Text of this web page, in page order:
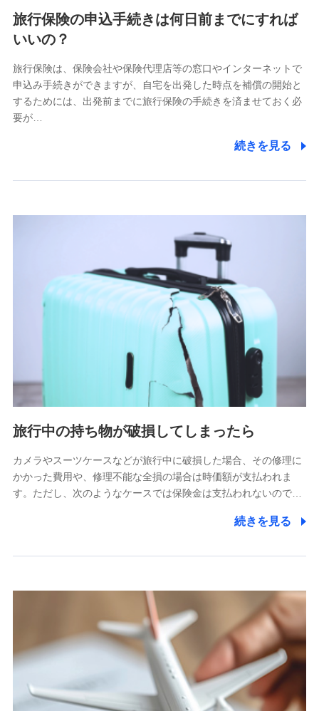
旅行保険の申込手続きは何日前までにすれば
いいの？
旅行保険は、保険会社や保険代理店等の窓口やインターネットで
申込み手続きができますが、自宅を出発した時点を補償の開始と
するためには、出発前までに旅行保険の手続きを済ませておく必
要が…
続きを見る
旅行中の持ち物が破損してしまったら
カメラやスーツケースなどが旅行中に破損した場合、その修理に
かかった費用や、修理不能な全損の場合は時価額が支払われま
す。ただし、次のようなケースでは保険金は支払われないので…
続きを見る